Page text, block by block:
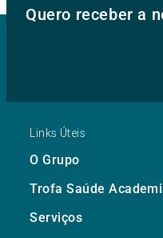
Quero receber a
Links Úteis
O Grupo
Trofa Saúde
Serviços